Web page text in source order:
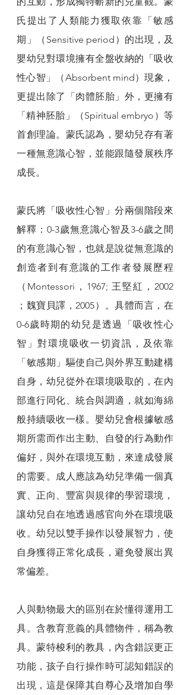
氏提出了人類能力獲取依靠「敏感
期」（Sensitive period）的出現，及
嬰幼兒對環境擁有全盤收納的「吸收
性心智」（Absorbent mind）現象，
更提出除了「肉體胚胎」外，更擁有
「精神胚胎」（Spiritual embryo）等
首創理論。蒙氏認為，嬰幼兒存有著
一種無意識心智，並能跟隨發展秩序
成長。
蒙氏將「吸收性心智」分兩個階段來
解釋：0-3歲無意識心智及3-6歲之間
的有意識心智，也就是說從無意識的
創造者到有意識的工作者發展歷程
（Montessori，1967; 王堅紅，2002
；魏寶貝譯，2005）。具體而言，在
0-6歲時期的幼兒是透過「吸收性心
智」對環境吸收一切資訊，及依靠
「敏感期」驅使自己與外界互動建構
自身，幼兒從外在環境吸取的，在內
部進行同化、統合與調適，就如海綿
般持續吸收一樣。嬰幼兒會根據敏感
期所需而作出主動、自發的行為動作
偏好，與外在環境互動，來達成發展
的需要。成人應該為幼兒準備一個真
實、正向、豐富與規律的學習環境，
讓幼兒自在地透過感官向外在環境吸
收。幼兒以雙手操作以發展智力，使
自身獲得正常化成長，避免發展出異
常偏差。
人與動物最大的區別在於懂得運用工
具。含教育意義的具體物件，稱為教
具。蒙特梭利的教具，內含錯誤更正
功能，孩子自行操作時可認知錯誤的
出現，這是保障其自尊心及增加自學